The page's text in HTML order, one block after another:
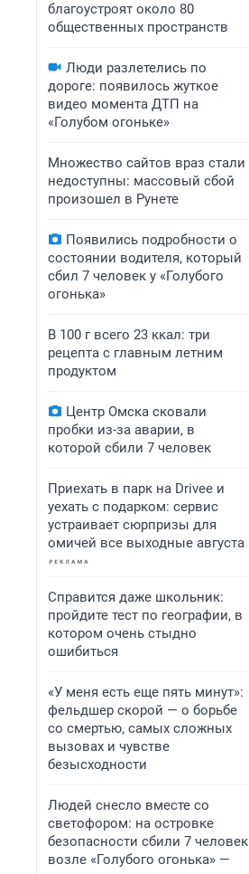
благоустроят около 80
общественных пространств
Люди разлетелись по
дороге: появилось жуткое
видео момента ДТП на
«Голубом огоньке»
Множество сайтов враз стали
недоступны: массовый сбой
произошел в Рунете
Появились подробности о
состоянии водителя, который
сбил 7 человек у «Голубого
огонька»
В 100 г всего 23 ккал: три
рецепта с главным летним
продуктом
Центр Омска сковали
пробки из-за аварии, в
которой сбили 7 человек
Приехать в парк на Drivee и
уехать с подарком: сервис
устраивает сюрпризы для
омичей все выходные августа
Справится даже школьник:
пройдите тест по географии, в
котором очень стыдно
ошибиться
«У меня есть еще пять минут»:
фельдшер скорой — о борьбе
со смертью, самых сложных
вызовах и чувстве
безысходности
Людей снесло вместе со
светофором: на островке
безопасности сбили 7 человек
возле «Голубого огонька» —